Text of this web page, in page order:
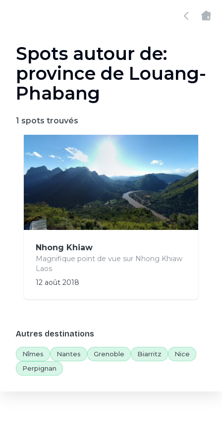
Spots autour de:
province de Louang-
Phabang
1 spots trouvés
Nhong Khiaw
Magnifique point de vue sur Nhong Khiaw
Laos
12 août 2018
Autres destinations
Nîmes Nantes Grenoble Biarritz
Nice
Perpignan